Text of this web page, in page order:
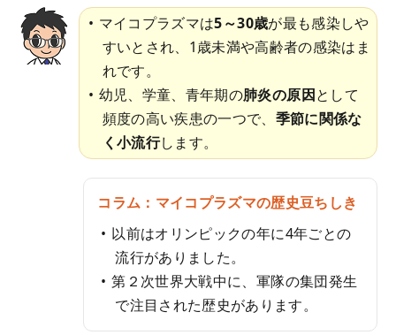
マイコプラズマは5～30歳が最も感染しや
すいとされ、1歳未満や高齢者の感染はま
れです。
幼児、学童、青年期の肺炎の原因として
頻度の高い疾患の一つで、 季節に関係な
く小流行します。
コラム：マイコプラズマの歴史豆ちしき
以前はオリンピックの年に4年ごとの
流行がありました。
第２次世界大戦中に、軍隊の集団発生
で注目された歴史があります。